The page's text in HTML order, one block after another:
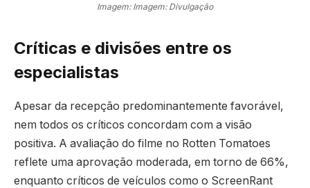
Imagem: Imagem: Divulgação
Críticas e divisões entre os
especialistas
Apesar da recepção predominantemente favorável,
nem todos os críticos concordam com a visão
positiva. A avaliação do filme no Rotten Tomatoes
reflete uma aprovação moderada, em torno de 66%,
enquanto críticos de veículos como o ScreenRant